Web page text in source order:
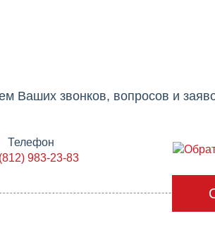
Ваших звонков, вопросов и
Телефон
983-23-83